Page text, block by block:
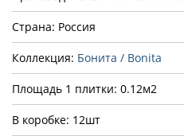
Страна: Россия
Коллекция: Бонита / Bonita
Площадь 1 плитки: 0.12м2
В коробке: 12шт